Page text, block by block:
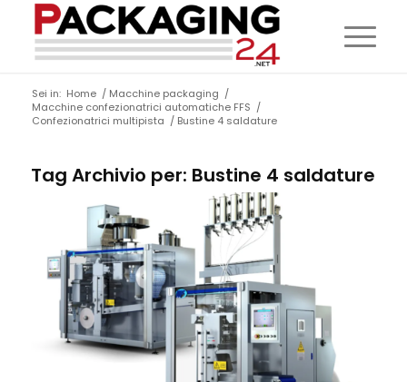
Sei in: Home / Macchine packaging /
Macchine confezionatrici automatiche FFS /
Confezionatrici multipista / Bustine 4 saldature
Tag Archivio per: Bustine 4 saldature